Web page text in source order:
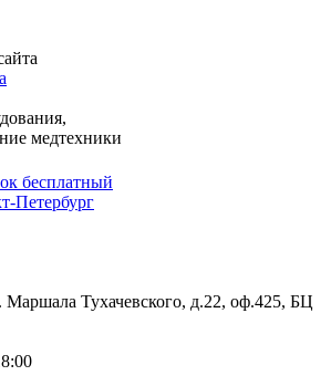
медтехники
бесплатный
Петербург
Маршала Тухачевского, д.22, оф.425, БЦ